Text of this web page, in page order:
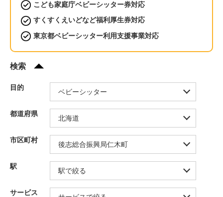
こども家庭庁ベビーシッター券対応
すくすくえいどなど福利厚生券対応
東京都ベビーシッター利用支援事業対応
検索
目的
都道府県
市区町村
駅
サービス